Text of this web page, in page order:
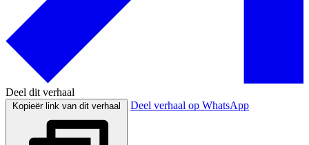
Deel dit verhaal
Kopieër link van dit verhaal Deel verhaal op WhatsApp